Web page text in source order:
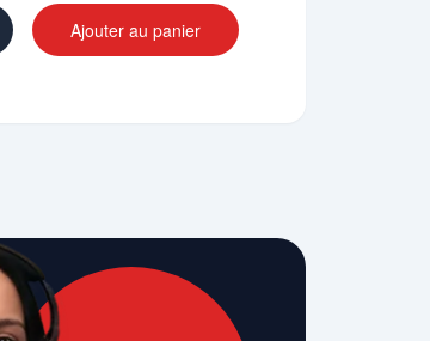
Ajouter au panier